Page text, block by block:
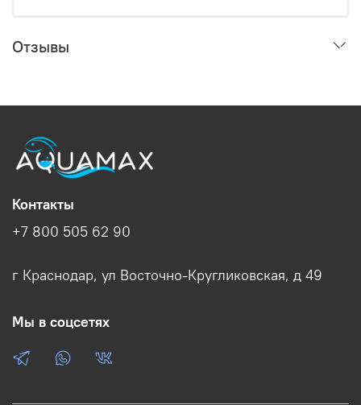
Отзывы
Контакты
+7 800 505 62 90
г Краснодар, ул Восточно-Кругликовская, д 49
Мы в соцсетях